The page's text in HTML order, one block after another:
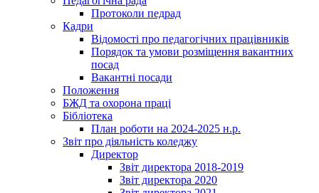
Протоколи педрад
Кадри
Відомості про педагогічних працівників
Порядок та умови розміщення вакантних
посад
Вакантні посади
Положення
БЖД та охорона праці
Бібліотека
План роботи на 2024-2025 н.р.
Звіт про діяльність коледжу
Директор
Звіт директора 2018-2019
Звіт директора 2020